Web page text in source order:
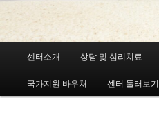
첫
번
두
번
센터소개 상담 및 심리치료
국가지원 바우처 센터 둘러보기